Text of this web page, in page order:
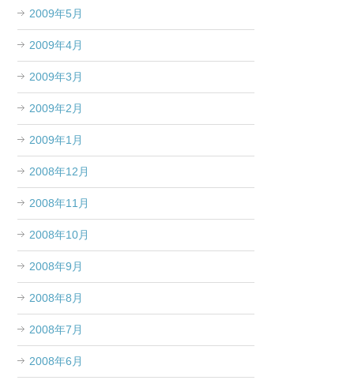
2009年5月
2009年4月
2009年3月
2009年2月
2009年1月
2008年12月
2008年11月
2008年10月
2008年9月
2008年8月
2008年7月
2008年6月